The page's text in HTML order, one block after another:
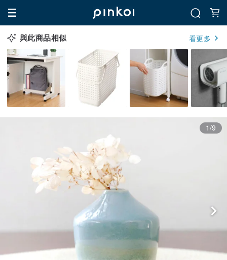
與此商品相似 看更多
1/9